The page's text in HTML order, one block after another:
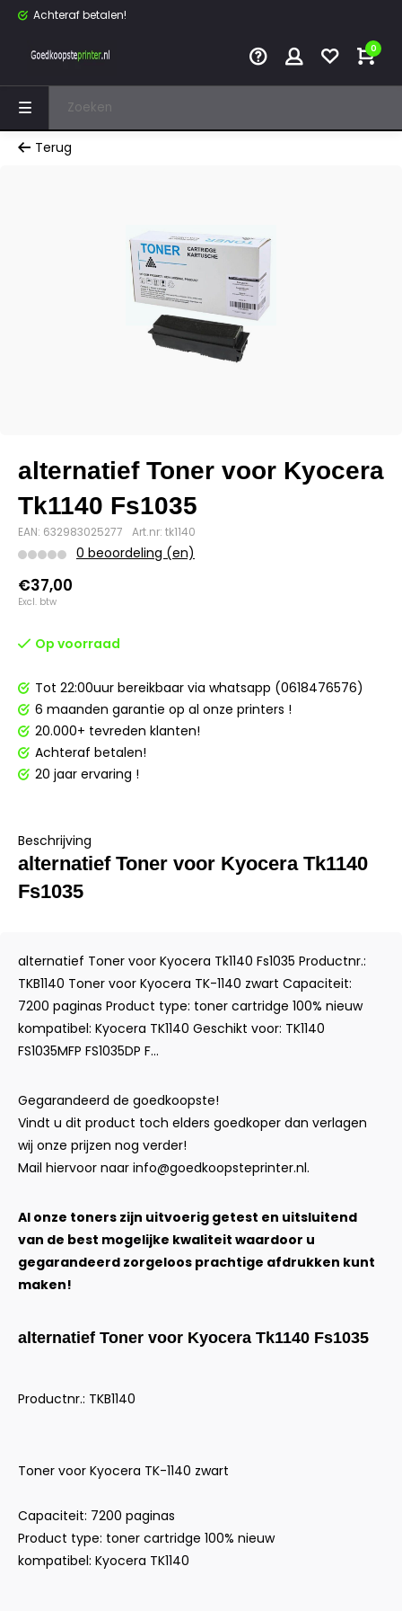
Achteraf betalen!
0
Terug
alternatief Toner voor Kyocera
Tk1140 Fs1035
EAN: 632983025277 Art.nr: tk1140
0 beoordeling (en)
€37,00
Excl. btw
Op voorraad
Tot 22:00uur bereikbaar via whatsapp (0618476576)
6 maanden garantie op al onze printers !
20.000+ tevreden klanten!
Achteraf betalen!
20 jaar ervaring !
Beschrijving
alternatief Toner voor Kyocera Tk1140
Fs1035
alternatief Toner voor Kyocera Tk1140 Fs1035 Productnr.:
TKB1140 Toner voor Kyocera TK-1140 zwart Capaciteit:
7200 paginas Product type: toner cartridge 100% nieuw
kompatibel: Kyocera TK1140 Geschikt voor: TK1140
FS1035MFP FS1035DP F...
Gegarandeerd de goedkoopste!
Vindt u dit product toch elders goedkoper dan verlagen
wij onze prijzen nog verder!
Mail hiervoor naar info@goedkoopsteprinter.nl.
Al onze toners zijn uitvoerig getest en uitsluitend
van de best mogelijke kwaliteit waardoor u
gegarandeerd zorgeloos prachtige afdrukken kunt
maken!
alternatief Toner voor Kyocera Tk1140 Fs1035
Productnr.: TKB1140
Toner voor Kyocera TK-1140 zwart
Capaciteit: 7200 paginas
Product type: toner cartridge 100% nieuw
kompatibel: Kyocera TK1140